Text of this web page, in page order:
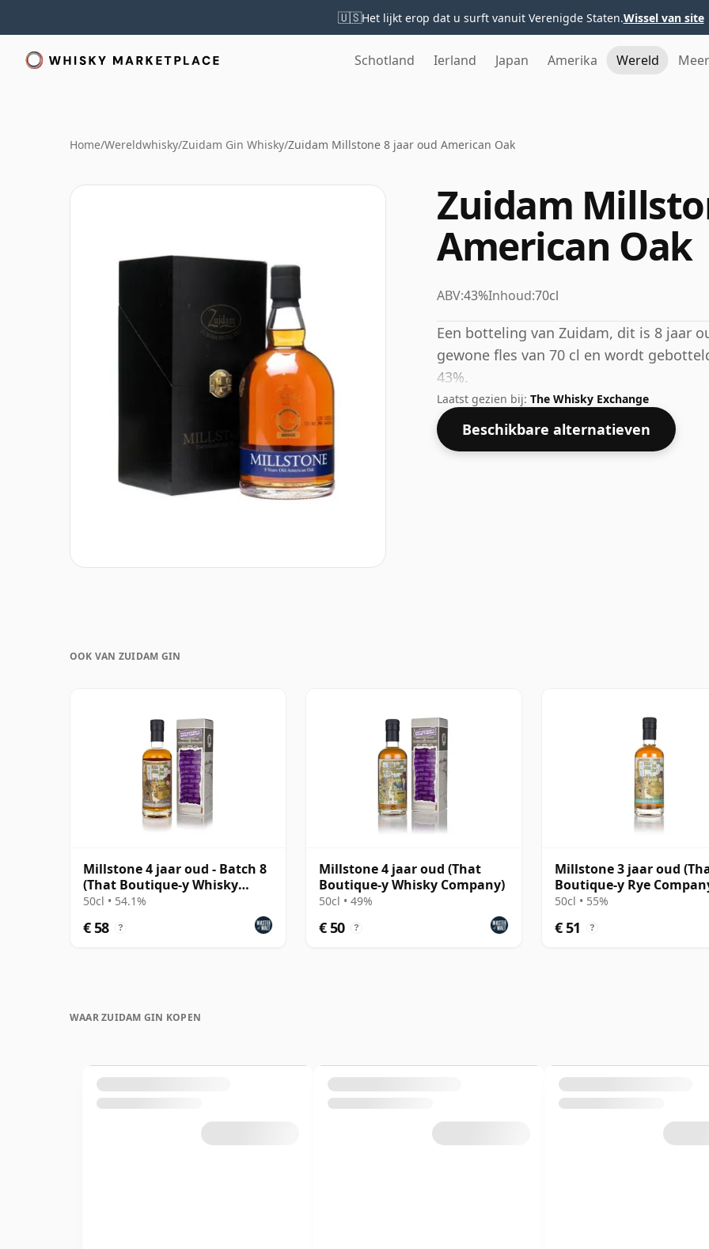
🇺🇸Het lijkt erop dat u surft vanuit Verenigde Staten.Wissel van site
Schotland Ierland Japan Amerika Wereld Meer
Home/Wereldwhisky/Zuidam Gin Whisky/Zuidam Millstone 8 jaar oud American Oak
Zuidam
American Oak
ABV:43%Inhoud:70cl
Een botteling van Zuidam, dit is 8 jaar
gewone fles van 70 cl en wordt
43%.
Laatst gezien bij: The Whisky Exchange
Beschikbare alternatieven
OOK VAN ZUIDAM GIN
Millstone 4 jaar oud - Batch 8
(That Boutique-y Whisky
Company)
50cl • 54.1%
€ 58 ?
Millstone 4 jaar oud (That
Boutique-y Whisky Company)
50cl • 49%
€ 50 ?
Millstone 3 jaar oud
Boutique-y Rye
50cl • 55%
€ 51 ?
WAAR ZUIDAM GIN KOPEN